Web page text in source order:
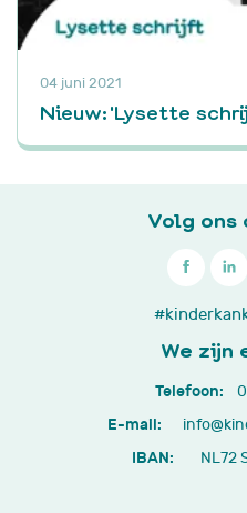
04 juni 2021
Nieuw: 'Lysette
Volg ons
We zijn
Telefoon:
E-mail:
IBAN:
NL72